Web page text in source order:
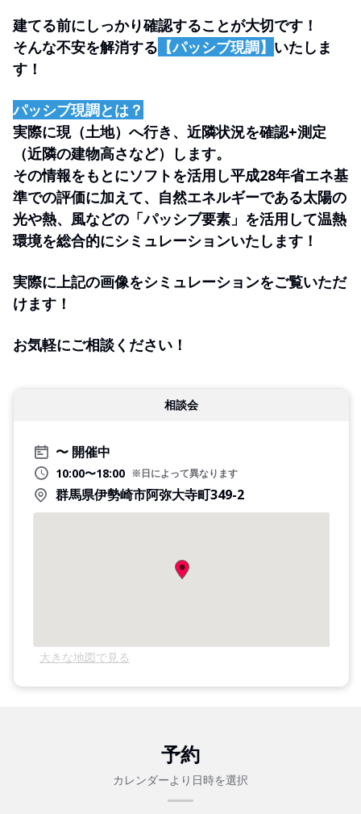
建てる前にしっかり確認することが大切です！
そんな不安を解消する 【パッシブ現調】 いたしま
す！
パッシブ現調とは？
実際に現（土地）へ行き、近隣状況を確認+測定
（近隣の建物高さなど）します。
その情報をもとにソフトを活用し平成28年省エネ基
準での評価に加えて、自然エネルギーである太陽の
光や熱、風などの「パッシブ要素」を活用して温熱
環境を総合的にシミュレーションいたします！
実際に上記の画像をシミュレーションをご覧いただ
けます！
お気軽にご相談ください！
相談会
開催中
10:00〜18:00 ※日によって異なります
群馬県伊勢崎市阿弥大寺町349-2
大きな地図で見る
予約
カレンダーより日時を選択